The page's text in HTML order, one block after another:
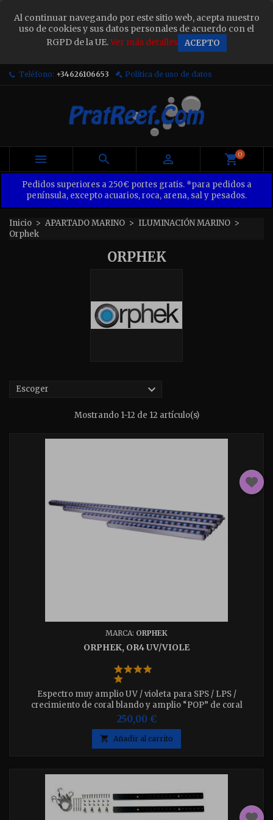
Al continuar navegando por este sitio web, acepta nuestro
uso de cookies y sus datos personales de acuerdo con el
RGPD de la UE.Ver más detalles ACEPTO
Teléfono: +34626106653 Política de uso de datos
   0
Pedidos superiores a 250€ portes gratis. *para pedidos a
península, excepto acuarios, roca, arena, sal y pesados.
Inicio APARTADO MARINO
ILUMINACIÓN MARINO
Orphek
ORPHEK
Escoger 
Mostrando 1-12 de 12 artículo(s)
MARCA: ORPHEK
ORPHEK, OR4 UV/VIOLE
Espectro muy amplio UV / violeta para SPS / LPS /
crecimiento de coral blando y amplio “POP” de coral
fluorescente. Incluye juego de cables para colgar del techo
Disponible en 4 medidas 30 - 40 - 60 -75 w. Con las mismas
prestaciones que las OR3, pero con el modulo ICON incluido
que permite su control con la app de Orphek.
250,00 €
 Añadir al carrito
Sign in ×
You need to be logged in to save products in your
wish list.